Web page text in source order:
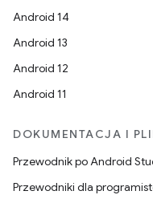
Android 14
Android 13
Android 12
Android 11
DOKUMENTACJA I
Przewodnik po Android
Przewodniki dla